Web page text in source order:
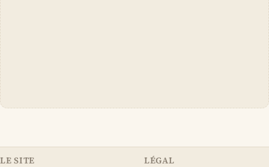
LE SITE LÉGAL